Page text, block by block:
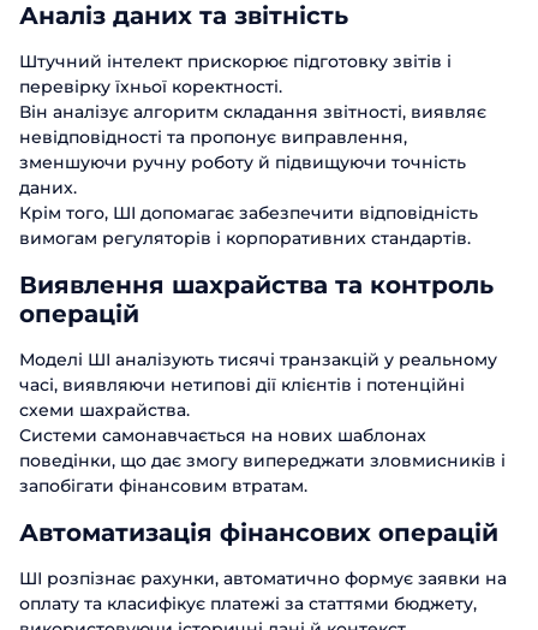
Аналіз даних та звітність
Штучний інтелект прискорює підготовку звітів і
перевірку їхньої коректності.
Він аналізує алгоритм складання звітності, виявляє
невідповідності та пропонує виправлення,
зменшуючи ручну роботу й підвищуючи точність
даних.
Крім того, ШІ допомагає забезпечити відповідність
вимогам регуляторів і корпоративних стандартів.
Виявлення шахрайства та контроль
операцій
Моделі ШІ аналізують тисячі транзакцій у реальному
часі, виявляючи нетипові дії клієнтів і потенційні
схеми шахрайства.
Системи самонавчається на нових шаблонах
поведінки, що дає змогу випереджати зловмисників і
запобігати фінансовим втратам.
Автоматизація фінансових операцій
ШІ розпізнає рахунки, автоматично формує заявки на
оплату та класифікує платежі за статтями бюджету,